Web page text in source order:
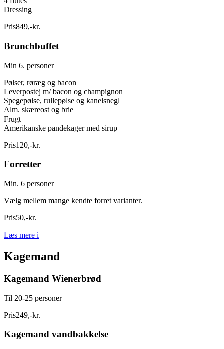
Dressing
Pris849,-kr.
Brunchbuffet
Min 6. personer
Pølser, røræg og bacon
Leverpostej m/ bacon og champignon
Spegepølse, rullepølse og kanelsnegl
Alm. skæreost og brie
Frugt
Amerikanske pandekager med sirup
Pris120,-kr.
Forretter
Min. 6 personer
Vælg mellem mange kendte forret varianter.
Pris50,-kr.
Læs mere i
Kagemand
Kagemand Wienerbrød
Til 20-25 personer
Pris249,-kr.
Kagemand vandbakkelse